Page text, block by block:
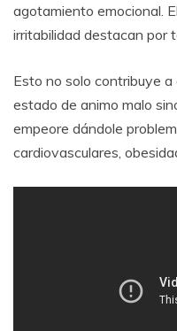
agotamiento emocional.
irritabilidad destacan por
Esto no solo contribuye
estado de animo malo
empeore dándole
cardiovasculares,